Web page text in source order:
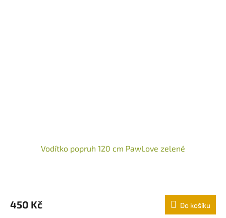
Vodítko popruh 120 cm PawLove zelené
450 Kč Do košíku